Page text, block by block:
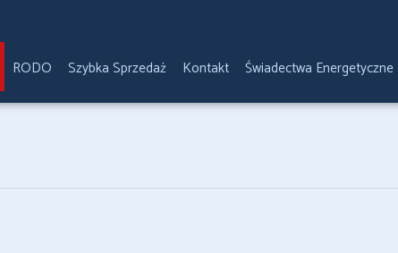
RODO Szybka Sprzedaż Kontakt Świadectwa Energetyczne